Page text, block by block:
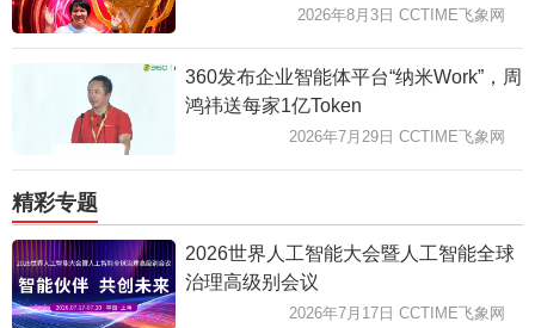
2026年8月3日 CCTIME飞象网
360发布企业智能体平台“纳米Work”，周
鸿祎送每家1亿Token
2026年7月29日 CCTIME飞象网
精彩专题
2026世界人工智能大会暨人工智能全球
治理高级别会议
2026年7月17日 CCTIME飞象网